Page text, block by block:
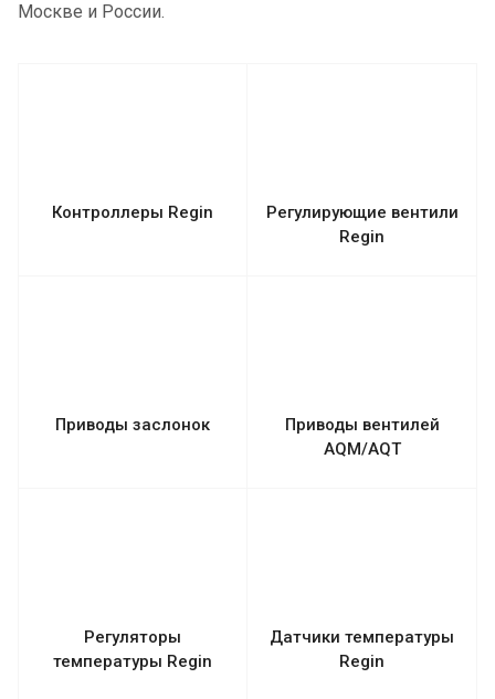
Москве и России.
Контроллеры Regin
Регулирующие вентили
Regin
Приводы заслонок
Приводы вентилей
AQM/AQT
Регуляторы
температуры Regin
Датчики температуры
Regin